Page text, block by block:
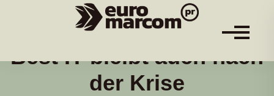
Best IT bleibt auch nach
der Krise